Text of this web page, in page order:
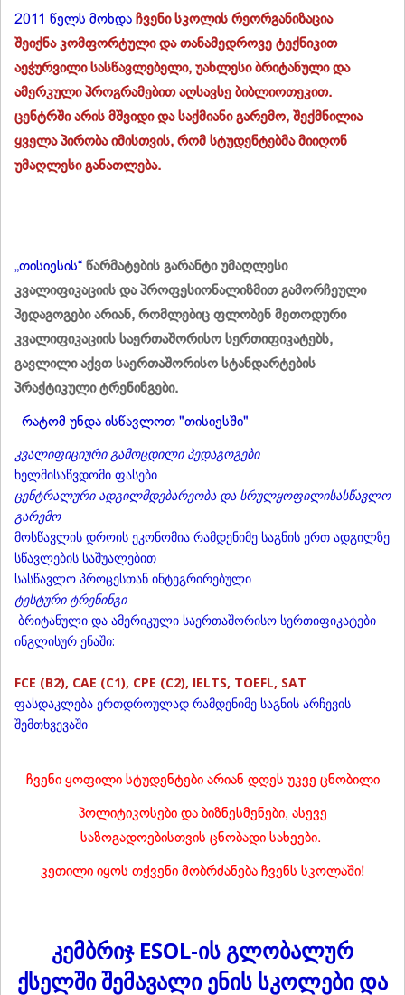
2011 წელს მოხდა ჩვენი სკოლის რეორგანიზაცია
შეიქნა კომფორტული და თანამედროვე ტექნიკით
აეჭურვილი სასწავლებელი, უახლესი ბრიტანული და
ამერკული პროგრამებით აღსავსე ბიბლიოთეკით.
ცენტრში არის მშვიდი და საქმიანი გარემო, შექმნილია
ყველა პირობა იმისთვის, რომ სტუდენტებმა მიიღონ
უმაღლესი განათლება.
„თისიესის“ წარმატების გარანტი უმაღლესი
კვალიფიკაციის და პროფესიონალიზმით გამორჩეული
პედაგოგები არიან, რომლებიც ფლობენ მეთოდური
კვალიფიკაციის საერთაშორისო სერთიფიკატებს,
გავლილი აქვთ საერთაშორისო სტანდარტების
პრაქტიკული ტრენინგები.
რატომ უნდა ისწავლოთ "თისიესში"
კვალიფიციური გამოცდილი პედაგოგები
ხელმისაწვდომი ფასები
ცენტრალური ადგილმდებარეობა და სრულყოფილისასწავლო
გარემო
მოსწავლის დროის ეკონომია რამდენიმე საგნის ერთ ადგილზე
სწავლების საშუალებით
სასწავლო პროცესთან ინტეგრირებული
ტესტური ტრენინგი
ბრიტანული და ამერიკული საერთაშორისო სერთიფიკატები
ინგლისურ ენაში:
FCE (B2), CAE (C1), CPE (C2), IELTS, TOEFL, SAT
ფასდაკლება ერთდროულად რამდენიმე საგნის არჩევის
შემთხვევაში
ჩვენი ყოფილი სტუდენტები არიან დღეს უკვე ცნობილი
პოლიტიკოსები და ბიზნესმენები, ასევე
საზოგადოებისთვის ცნობადი სახეები.
კეთილი იყოს თქვენი მობრძანება ჩვენს სკოლაში!
კემბრიჯ ESOL-ის გლობალურ
ქსელში შემავალი ენის სკოლები და